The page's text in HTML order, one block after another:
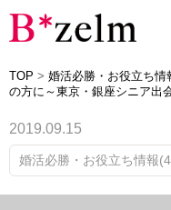
TOP > 婚活必勝・お役立ち情
の方に～東京・銀座シニア出
2019.09.15
婚活必勝・お役立ち情報